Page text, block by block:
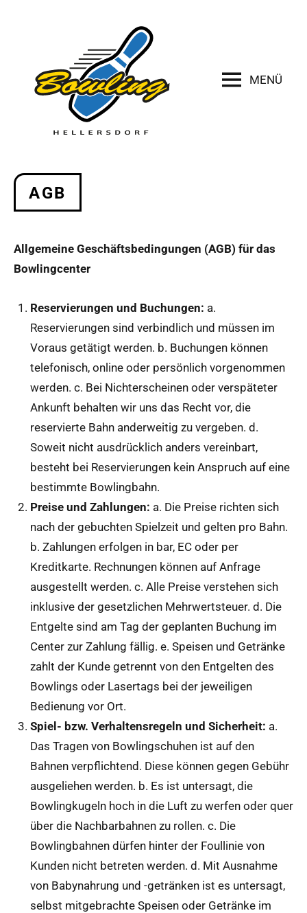
MENÜ
AGB
Allgemeine Geschäftsbedingungen (AGB) für das
Bowlingcenter
Reservierungen und Buchungen: a.
Reservierungen sind verbindlich und müssen im
Voraus getätigt werden. b. Buchungen können
telefonisch, online oder persönlich vorgenommen
werden. c. Bei Nichterscheinen oder verspäteter
Ankunft behalten wir uns das Recht vor, die
reservierte Bahn anderweitig zu vergeben. d.
Soweit nicht ausdrücklich anders vereinbart,
besteht bei Reservierungen kein Anspruch auf eine
bestimmte Bowlingbahn.
Preise und Zahlungen: a. Die Preise richten sich
nach der gebuchten Spielzeit und gelten pro Bahn.
b. Zahlungen erfolgen in bar, EC oder per
Kreditkarte. Rechnungen können auf Anfrage
ausgestellt werden. c. Alle Preise verstehen sich
inklusive der gesetzlichen Mehrwertsteuer. d. Die
Entgelte sind am Tag der geplanten Buchung im
Center zur Zahlung fällig. e. Speisen und Getränke
zahlt der Kunde getrennt von den Entgelten des
Bowlings oder Lasertags bei der jeweiligen
Bedienung vor Ort.
Spiel- bzw. Verhaltensregeln und Sicherheit: a.
Das Tragen von Bowlingschuhen ist auf den
Bahnen verpflichtend. Diese können gegen Gebühr
ausgeliehen werden. b. Es ist untersagt, die
Bowlingkugeln hoch in die Luft zu werfen oder quer
über die Nachbarbahnen zu rollen. c. Die
Bowlingbahnen dürfen hinter der Foullinie von
Kunden nicht betreten werden. d. Mit Ausnahme
von Babynahrung und -getränken ist es untersagt,
selbst mitgebrachte Speisen oder Getränke im